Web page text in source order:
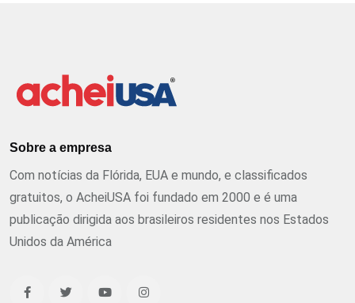
Sobre a empresa
Com notícias da Flórida, EUA e mundo, e classificados
gratuitos, o AcheiUSA foi fundado em 2000 e é uma
publicação dirigida aos brasileiros residentes nos Estados
Unidos da América